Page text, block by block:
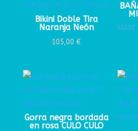
Bikini Doble Tira
Naranja Neón
105,00 €
Gorra negra bordada
en rosa CULO CULO